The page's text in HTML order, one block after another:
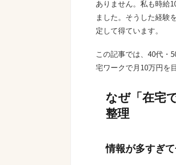
ありません。私も時給
ました。そうした経験
定して得ています。
この記事では、40代・
宅ワークで月10万円を
なぜ「在宅
整理
情報が多すぎ